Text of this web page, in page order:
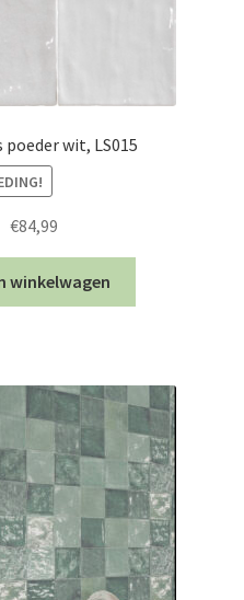
wit, LS015
Oorspronkelijke
€84,99
prijs
is:
€84,99.
winkelwagen